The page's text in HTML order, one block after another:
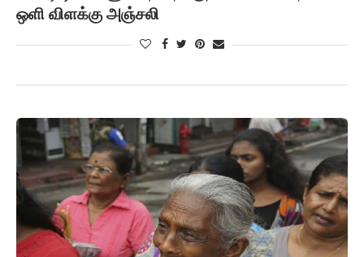
ஒளி விளக்கு அஞ்சலி